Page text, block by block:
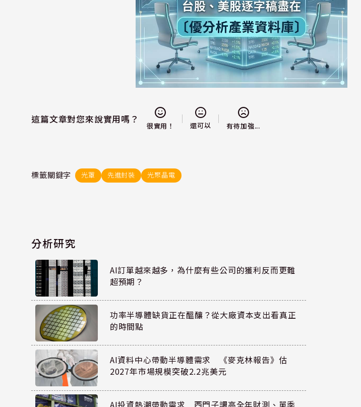
這篇文章對您來說實用嗎？
很實用！ 還可以 有待加強...
標籤關鍵字 光罩 先進封裝 光聚晶電
分析研究
AI訂單越來越多，為什麼有些公司的獲利反而更難
超預期？
功率半導體缺貨正在醞釀？從大廠資本支出看真正
的時間點
AI資料中心帶動半導體需求 《麥克林報告》估
2027年市場規模突破2.2兆美元